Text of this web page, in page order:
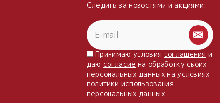
Следить за новостями и акциями:
Принимаю условия соглашения и
даю согласие на обработку своих
персональных данныхна условиях
политики использования
персональных данных